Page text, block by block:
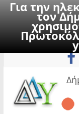
Για την
τον
to